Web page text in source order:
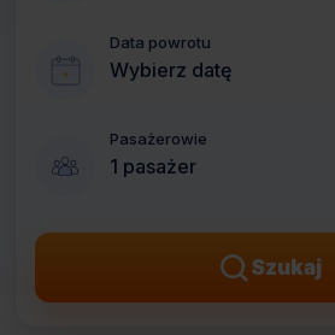
Data powrotu
Wybierz datę
Pasażerowie
1 pasażer
Szukaj